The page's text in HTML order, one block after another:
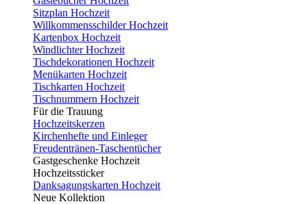
Sitzplan Hochzeit
Willkommensschilder Hochzeit
Kartenbox Hochzeit
Windlichter Hochzeit
Tischdekorationen Hochzeit
Menükarten Hochzeit
Tischkarten Hochzeit
Tischnummern Hochzeit
Für die Trauung
Hochzeitskerzen
Kirchenhefte und Einleger
Freudentränen-Taschentücher
Gastgeschenke Hochzeit
Hochzeitssticker
Danksagungskarten Hochzeit
Neue Kollektion